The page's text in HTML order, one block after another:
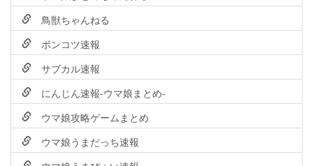
鳥獣ちゃんねる
ポンコツ速報
サブカル速報
にんじん速報-ウマ娘まとめ-
ウマ娘攻略ゲームまとめ
ウマ娘うまだっち速報